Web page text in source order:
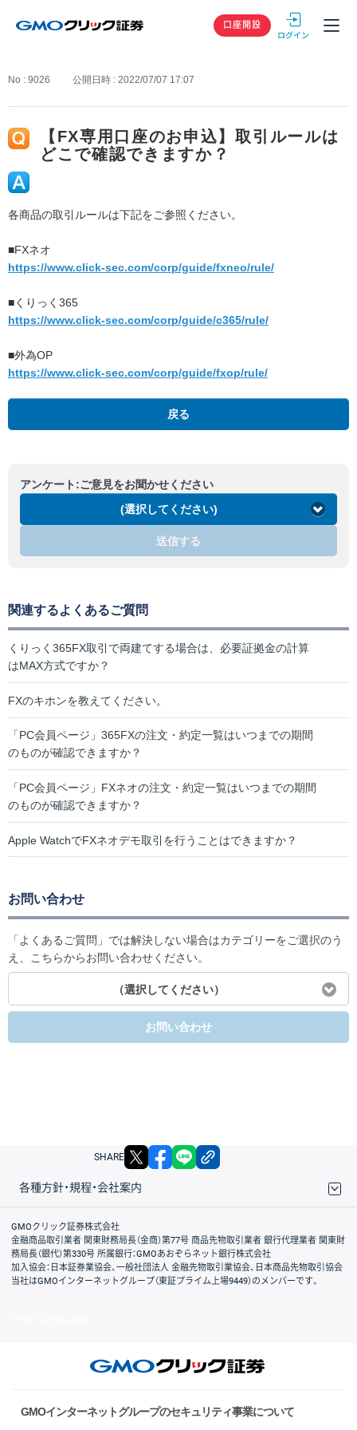
GMOクリック
口座開設
No : 9026 公開日時 : 2022/07/07 17:07
【FX専用口座のお申込】取引ルールは
どこで確認できますか？
各商品の取引ルールは下記をご参照ください。
■FXネオ
https://www.click-sec.com/corp/guide/fxneo/rule/
■くりっく365
https://www.click-sec.com/corp/guide/c365/rule/
■外為OP
https://www.click-sec.com/corp/guide/fxop/rule/
戻る
アンケート:ご意見をお聞かせください
(選択してください)
送信する
関連するよくあるご質問
くりっく365FX取引で両建てする場合は、必要証拠金の計算
はMAX方式ですか？
FXのキホンを教えてください。
「PC会員ページ」365FXの注文・約定一覧はいつまでの期間
のものが確認できますか？
「PC会員ページ」FXネオの注文・約定一覧はいつまでの期間
のものが確認できますか？
Apple WatchでFXネオデモ取引を行うことはできますか？
お問い合わせ
「よくあるご質問」では解決しない場合はカテゴリーをご選択のう
え、こちらからお問い合わせください。
（選択してください）
お問い合わせ
SHARE X facebook
各種方針・規程・会社案内
取引規程・約款
サイトマップ
その他のご案内
個人情報保護方針
最良執行方針
サイトのご利用について
ディスクレイマー
信託保全
リスク説明
会社案内
GMOクリック証券株式会社
金融商品取引業者 関東財務局長（金商）第77号 商品先物取引業者 銀行代理業者 関東財
務局長（銀代）第330号 所属銀行：GMOあおぞらネット銀行株式会社
加入協会：日本証券業協会、一般社団法人 金融先物取引業協会、日本商品先物取引協会
当社はGMOインターネットグループ（東証プライム上場9449）のメンバーです。
GMOインターネットグループのセキュリティ事業について